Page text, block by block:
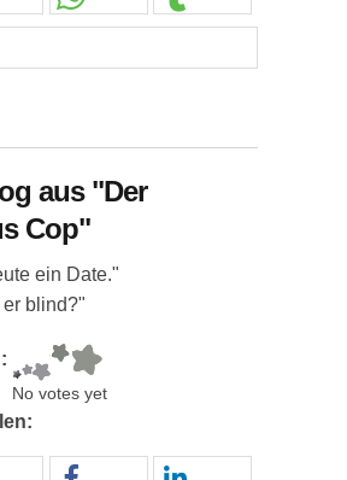
aus "Der
Cop"
ein Date."
blind?"
No votes yet